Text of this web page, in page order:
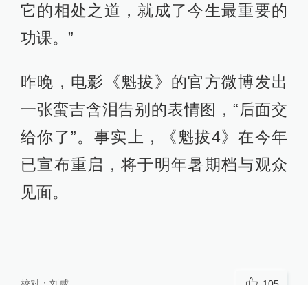
它的相处之道，就成了今生最重要的
功课。”
昨晚，电影《魁拔》的官方微博发出
一张蛮吉含泪告别的表情图，“后面交
给你了”。事实上，《魁拔4》在今年
已宣布重启，将于明年暑期档与观众
见面。